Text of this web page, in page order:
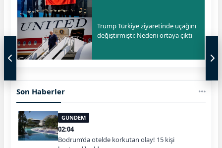
Trump Türkiye ziyaretinde uçağını
değiştirmişti: Nedeni ortaya çıktı
Son Haberler
GÜNDEM
02:04
Bodrum’da otelde korkutan olay! 15 kişi